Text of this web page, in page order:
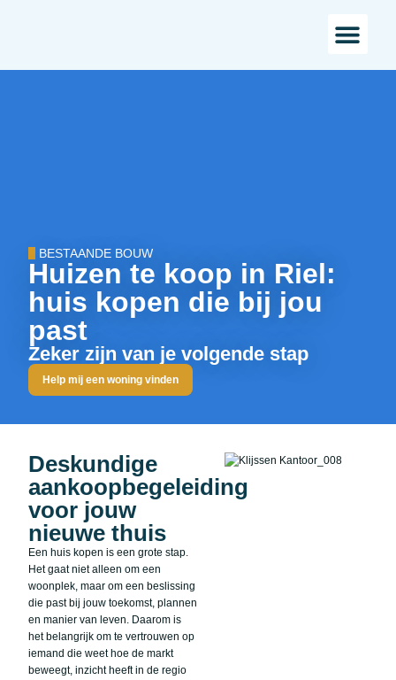
BESTAANDE BOUW
Huizen te koop in Riel:
huis kopen die bij jou
past
Zeker zijn van je volgende stap
Help mij een woning vinden
Deskundige
aankoopbegeleiding
voor jouw
nieuwe thuis
Een huis kopen is een grote stap.
Het gaat niet alleen om een
woonplek, maar om een beslissing
die past bij jouw toekomst, plannen
en manier van leven. Daarom is
het belangrijk om te vertrouwen op
iemand die weet hoe de markt
beweegt, inzicht heeft in de regio